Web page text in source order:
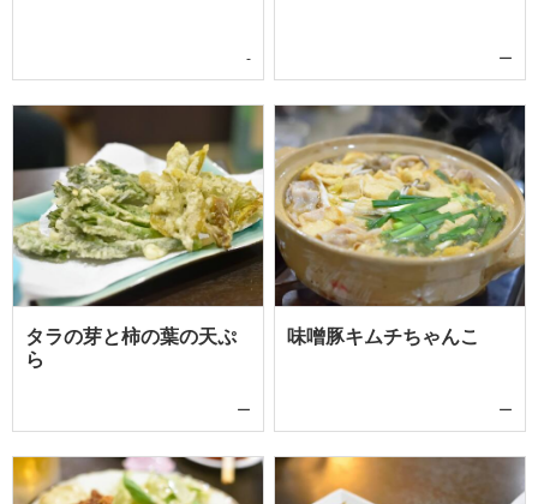
- ー
タラの芽と柿の葉の天ぷ
ら
ー
味噌豚キムチちゃんこ
ー